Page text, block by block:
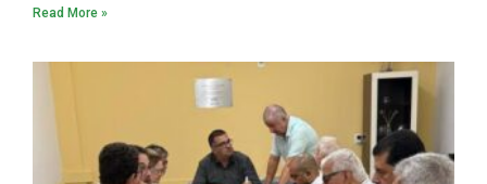
Read More »